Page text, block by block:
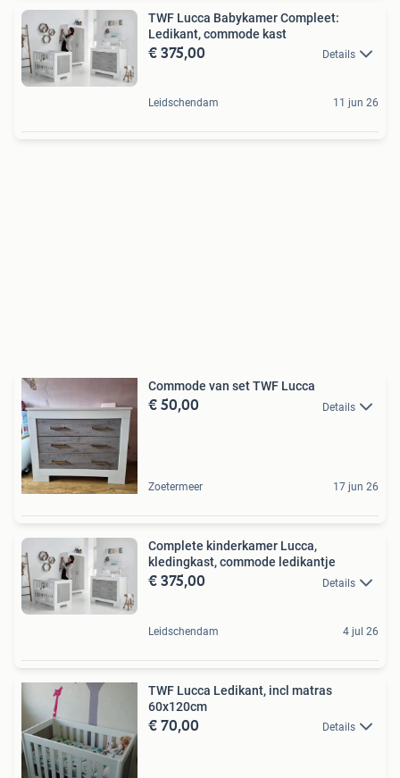
TWF Lucca Babykamer Compleet:
Ledikant, commode kast
€ 375,00 Details
Leidschendam 11 jun 26
Commode van set TWF Lucca
€ 50,00 Details
Zoetermeer 17 jun 26
Complete kinderkamer Lucca,
kledingkast, commode ledikantje
€ 375,00 Details
Leidschendam 4 jul 26
TWF Lucca Ledikant, incl matras
60x120cm
€ 70,00 Details